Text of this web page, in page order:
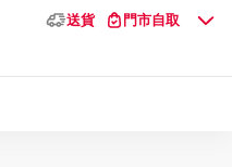
送貨 門市自取